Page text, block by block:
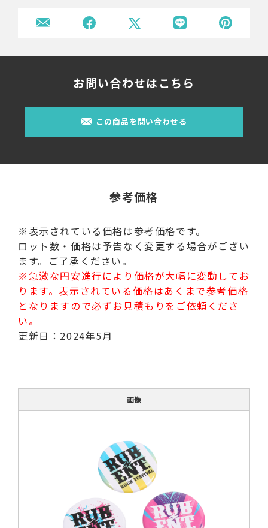
お問い合わせはこちら
この商品を問い合わせる
参考価格
※表示されている価格は参考価格です。
ロット数・価格は予告なく変更する場合がござい
ます。ご了承ください。
※急激な円安進行により価格が大幅に変動してお
ります。表示されている価格はあくまで参考価格
となりますので必ずお見積もりをご依頼くださ
い。
更新日：2024年5月
画像